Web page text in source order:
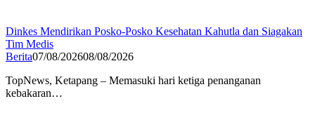
Dinkes Mendirikan Posko-Posko Kesehatan Kahutla dan Siagakan
Tim Medis
Berita07/08/202608/08/2026
TopNews, Ketapang – Memasuki hari ketiga penanganan
kebakaran…